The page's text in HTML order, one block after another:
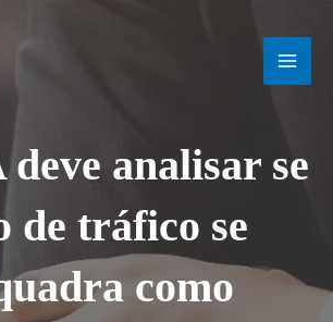
analisar se
de tráfico se
como